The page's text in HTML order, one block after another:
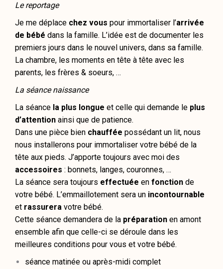
Le reportage
Je me déplace chez vous pour immortaliser l’arrivée
de bébé dans la famille. L’idée est de documenter les
premiers jours dans le nouvel univers, dans sa famille.
La chambre, les moments en tête à tête avec les
parents, les frères & soeurs, …
La séance naissance
La séance la plus longue et celle qui demande le plus
d’attention ainsi que de patience.
Dans une pièce bien chauffée possédant un lit, nous
nous installerons pour immortaliser votre bébé de la
tête aux pieds. J’apporte toujours avec moi des
accessoires : bonnets, langes, couronnes, …
La séance sera toujours effectuée en fonction de
votre bébé. L’emmaillotement sera un incontournable
et rassurera votre bébé.
Cette séance demandera de la préparation en amont
ensemble afin que celle-ci se déroule dans les
meilleures conditions pour vous et votre bébé.
séance matinée ou après-midi complet